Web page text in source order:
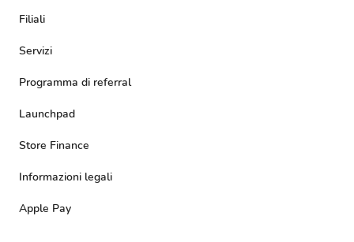
Filiali
Servizi
Programma di referral
Launchpad
Store Finance
Informazioni legali
Apple Pay